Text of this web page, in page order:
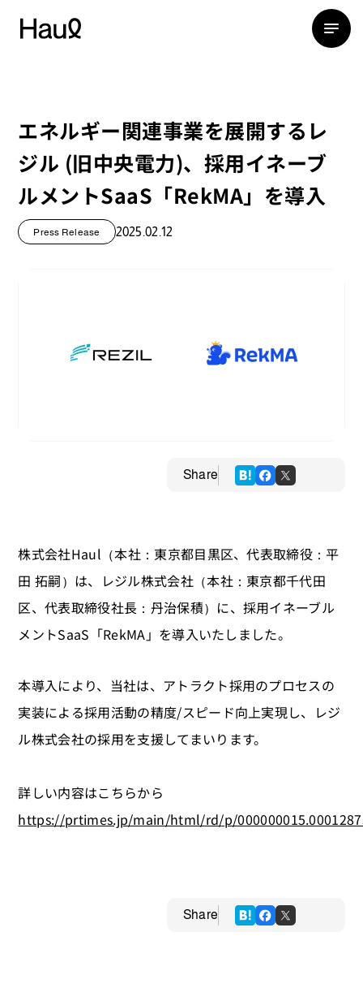
エネルギー関連事業を展開するレ
ジル (旧中央電力)、採用イネーブ
ルメントSaaS「RekMA」を導入
Press Release 2025.02.12
Share
株式会社Haul（本社：東京都目黒区、代表取締役：平
田 拓嗣）は、レジル株式会社（本社：東京都千代田
区、代表取締役社長：丹治保積）に、採用イネーブル
メントSaaS「RekMA」を導入いたしました。
本導入により、当社は、アトラクト採用のプロセスの
実装による採用活動の精度/スピード向上実現し、レジ
ル株式会社の採用を支援してまいります。
詳しい内容はこちらから
https://prtimes.jp/main/html/rd/p/
Share